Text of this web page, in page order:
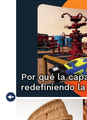
Por qué la
redefiniendo